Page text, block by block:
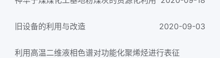
旧设备的利用与改造 2020-09-03
利用高温二维液相色谱对功能化聚烯烃进行表征